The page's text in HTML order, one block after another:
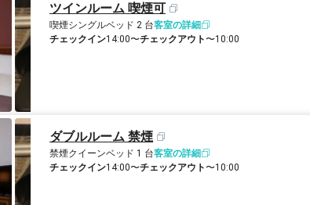
ツインルーム 喫煙可
喫煙シングルベッド 2 台客室の詳細
チェックイン14:00〜チェックアウト〜10:00
ダブルルーム 禁煙
禁煙クイーンベッド 1 台客室の詳細
チェックイン14:00〜チェックアウト〜10:00